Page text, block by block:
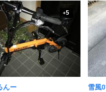
+5
んー 雪風